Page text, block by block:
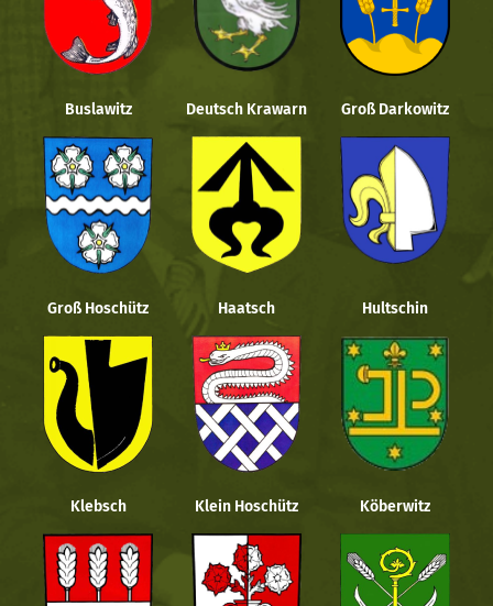
Buslawitz Deutsch Krawarn Groß Darkowitz
Groß Hoschütz Haatsch Hultschin
Klebsch Klein Hoschütz Köberwitz